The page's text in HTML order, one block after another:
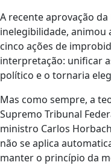
A recente aprovação
inelegibilidade, animou
cinco ações de
interpretação: unificar
político e o tornaria
Mas como sempre, a
Supremo Tribunal
ministro Carlos
não se aplica
manter o princípio da